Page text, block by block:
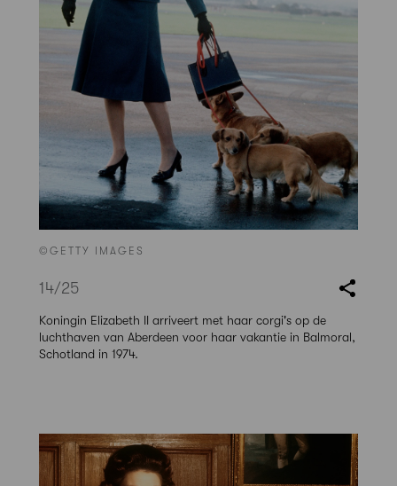
©GETTY IMAGES
14/25
Koningin Elizabeth II arriveert met haar corgi's op de
luchthaven van Aberdeen voor haar vakantie in Balmoral,
Schotland in 1974.